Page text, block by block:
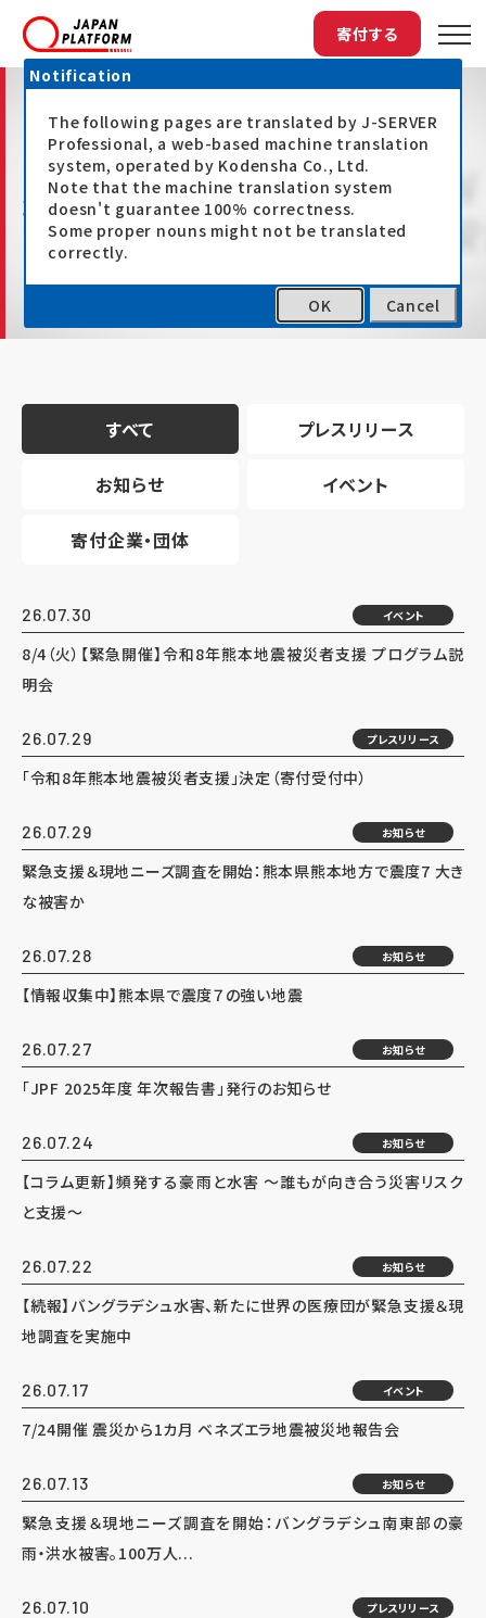
寄付する
最新情報
すべて プレスリリース
お知らせ イベント
寄付企業・団体
26.07.30 イベント
8/4（火）【緊急開催】令和8年熊本地震被災者支援 プログラム説
明会
26.07.29 プレスリリース
「令和8年熊本地震被災者支援」決定（寄付受付中）
26.07.29 お知らせ
緊急支援＆現地ニーズ調査を開始：熊本県熊本地方で震度7 大き
な被害か
26.07.28 お知らせ
【情報収集中】熊本県で震度７の強い地震
26.07.27 お知らせ
「JPF 2025年度 年次報告書」発行のお知らせ
26.07.24 お知らせ
【コラム更新】頻発する豪雨と水害 ～誰もが向き合う災害リスク
と支援～
26.07.22 お知らせ
【続報】バングラデシュ水害、新たに世界の医療団が緊急支援＆現
地調査を実施中
26.07.17 イベント
7/24開催 震災から1カ月 ベネズエラ地震被災地報告会
26.07.13 お知らせ
緊急支援＆現地ニーズ調査を開始：バングラデシュ南東部の豪
雨・洪水被害。100万人...
26.07.10 プレスリリース
Notification
The following pages are translated by J-SERVER
Professional, a web-based machine translation
system, operated by Kodensha Co., Ltd.
Note that the machine translation system
doesn't guarantee 100% correctness.
Some proper nouns might not be translated
correctly.
OK Cancel